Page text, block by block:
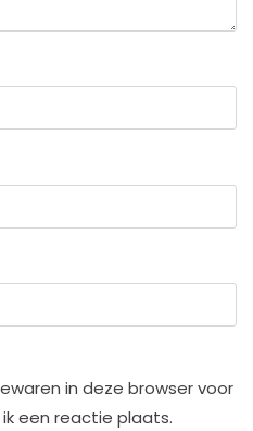
in deze browser voor
een reactie plaats.